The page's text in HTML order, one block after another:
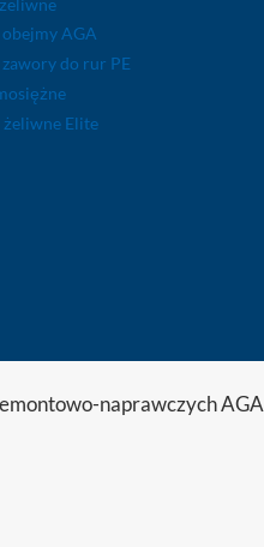
obejmy AGA
zawory do rur PE
Elite
naprawczych AGA